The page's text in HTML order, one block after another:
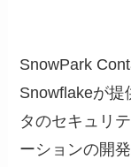
SnowPark
Snowflakeが提
タのセキュリ
ーションの開